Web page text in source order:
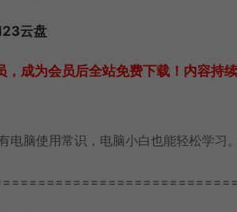
云盘
，成为会员后全站免费下载！内容持
电脑使用常识，电脑小白也能轻松学习。